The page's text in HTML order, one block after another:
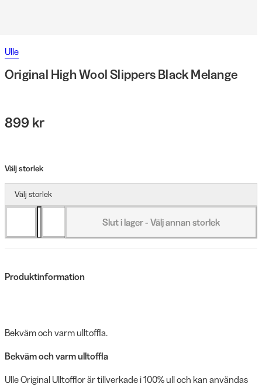
Ulle
Original High Wool Slippers Black Melange
899 kr
Välj storlek
Välj storlek
Slut i lager - Välj annan storlek
Produktinformation
Bekväm och varm ulltoffla.
Bekväm och varm ulltoffla
Ulle Original Ulltofflor är tillverkade i 100% ull och kan användas